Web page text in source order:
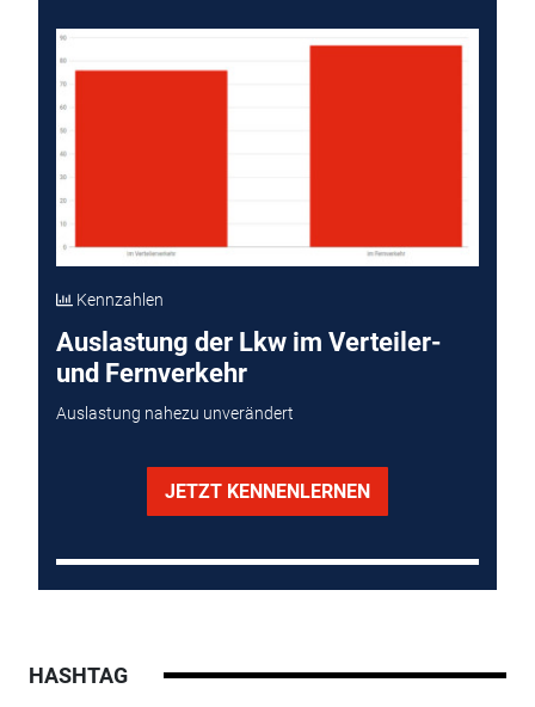
Kennzahlen
Auslastung der Lkw im Verteiler-
und Fernverkehr
Auslastung nahezu unverändert
JETZT KENNENLERNEN
HASHTAG